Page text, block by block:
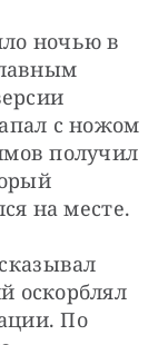
ночью в
с ножом
получил
на месте.
оскорблял
По